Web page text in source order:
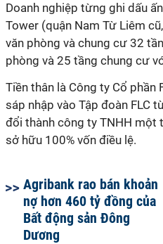
Doanh nghiệp từng ghi dấu
Tower (quận Nam Từ Liêm
văn phòng và chung cư 32
phòng và 25 tầng chung cư
Tiền thân là Công ty Cổ phần
sáp nhập vào Tập đoàn FLC
đổi thành công ty TNHH một
sở hữu 100% vốn điều lệ.
Agribank rao bán khoản
nợ hơn 460 tỷ đồng của
Bất động sản Đông
Dương